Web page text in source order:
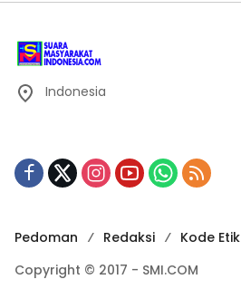
Indonesia
Pedoman Redaksi
Kode Etik
Copyright © 2017 - SMI.COM